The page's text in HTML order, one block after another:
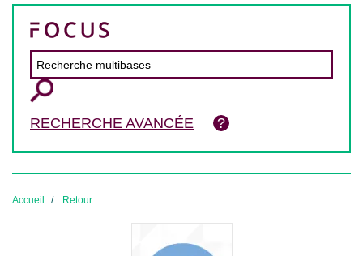
RECHERCHE AVANCÉE
Accueil Retour